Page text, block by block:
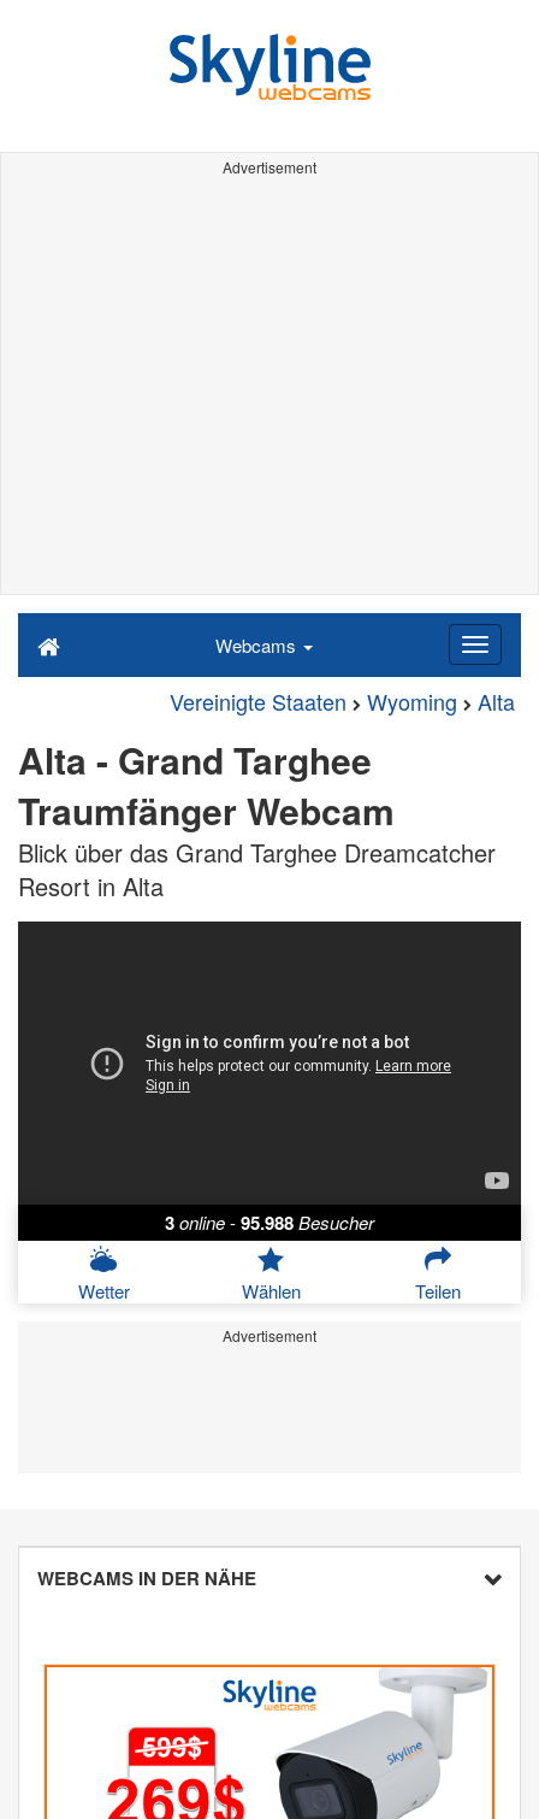
Advertisement
Webcams
Vereinigte Staaten Wyoming Alta
Alta - Grand Targhee
Traumfänger Webcam
Blick über das Grand Targhee Dreamcatcher
Resort in Alta
3online-95.988Besucher
Wetter Wählen Teilen
Advertisement
WEBCAMS IN DER NÄHE